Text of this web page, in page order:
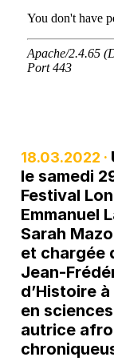
18.03.2022 ·
le samedi
Festival
Emmanuel
Sarah
et chargée
Jean-
d’Histoire
en
autrice